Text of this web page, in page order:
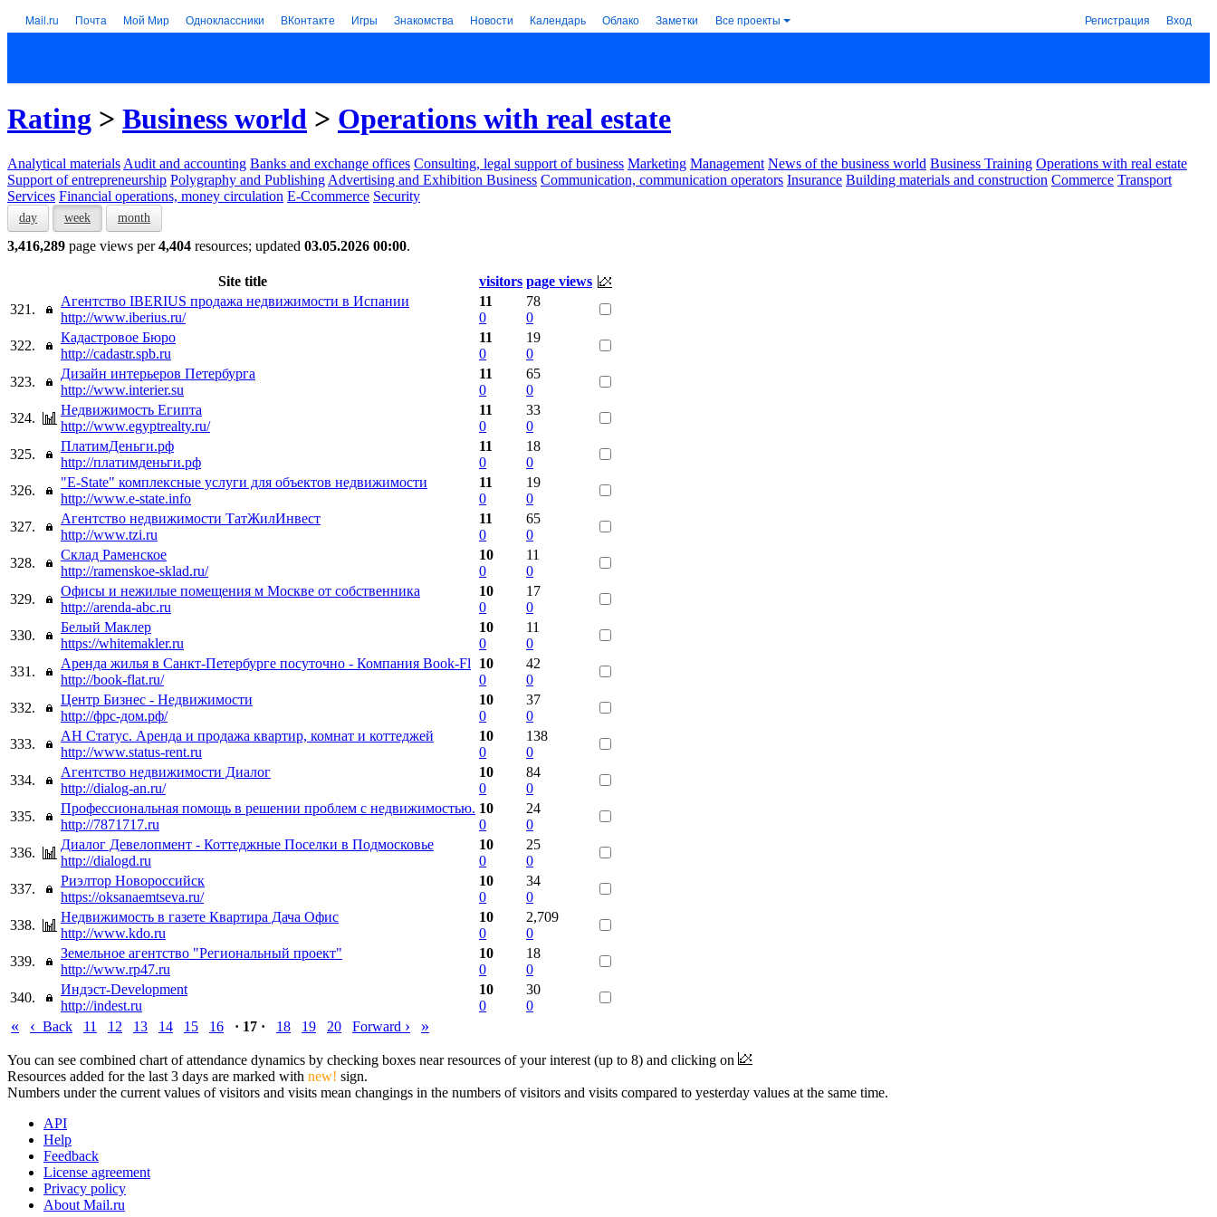
Mail.ru Почта Мой Мир Одноклассники ВКонтакте Игры Знакомства Новости Календарь Облако Заметки Все проекты Регистрация Вход
Rating > Business world > Operations with real estate
Analytical materials Audit and accounting Banks and exchange offices Consulting, legal support of business Marketing Management News of the business world Business Training Operations with real estate
Support of entrepreneurship Polygraphy and Publishing Advertising and Exhibition Business Communication, communication operators Insurance Building materials and construction Commerce Transport
Services Financial operations, money circulation E-Ccommerce Security
day week month
3,416,289 page views per4,404 resources; updated 03.05.2026 00:00.
Site title visitors page views
321.
Агентство IBERIUS продажа недвижимости в Испании
http://www.iberius.ru/
11
0
78
0
322.
Кадастровое Бюро
http://cadastr.spb.ru
11
0
19
0
323.
Дизайн интерьеров Петербурга
http://www.interier.su
11
0
65
0
324.
Недвижимость Египта
http://www.egyptrealty.ru/
11
0
33
0
325.
ПлатимДеньги.рф
http://платимденьги.рф
11
0
18
0
326.
"E-State" комплексные услуги для объектов недвижимости
http://www.e-state.info
11
0
19
0
327.
Агентство недвижимости ТатЖилИнвест
http://www.tzi.ru
11
0
65
0
328.
Склад Раменское
http://ramenskoe-sklad.ru/
10
0
11
0
329.
Офисы и нежилые помещения м Москве от собственника
http://arenda-abc.ru
10
0
17
0
330.
Белый Маклер
https://whitemakler.ru
10
0
11
0
331.
Аренда жилья в Санкт-Петербурге посуточно - Компания Book-Fl
http://book-flat.ru/
10
0
42
0
332.
Центр Бизнес - Недвижимости
http://фрс-дом.рф/
10
0
37
0
333.
АН Статус. Аренда и продажа квартир, комнат и коттеджей
http://www.status-rent.ru
10
0
138
0
334.
Агентство недвижимости Диалог
http://dialog-an.ru/
10
0
84
0
335.
Профессиональная помощь в решении проблем с недвижимостью.
http://7871717.ru
10
0
24
0
336.
Диалог Девелопмент - Коттеджные Поселки в Подмосковье
http://dialogd.ru
10
0
25
0
337.
Риэлтор Новороссийск
https://oksanaemtseva.ru/
10
0
34
0
338.
Недвижимость в газете Квартира Дача Офис
http://www.kdo.ru
10
0
2,709
0
339.
Земельное агентство "Региональный проект"
http://www.rp47.ru
10
0
18
0
340.
Индэст-Development
http://indest.ru
10
0
30
0
« ‹ Back 11 12 13 14 15 16 · 17 · 18 19 20 Forward › »
You can see combined chart of attendance dynamics by checking boxes near resources of your interest (up to 8) and clicking on
Resources added for the last 3 days are marked with new! sign.
Numbers under the current values of visitors and visits mean changings in the numbers of visitors and visits compared to yesterday values at the same time.
API
Help
Feedback
License agreement
Privacy policy
About Mail.ru